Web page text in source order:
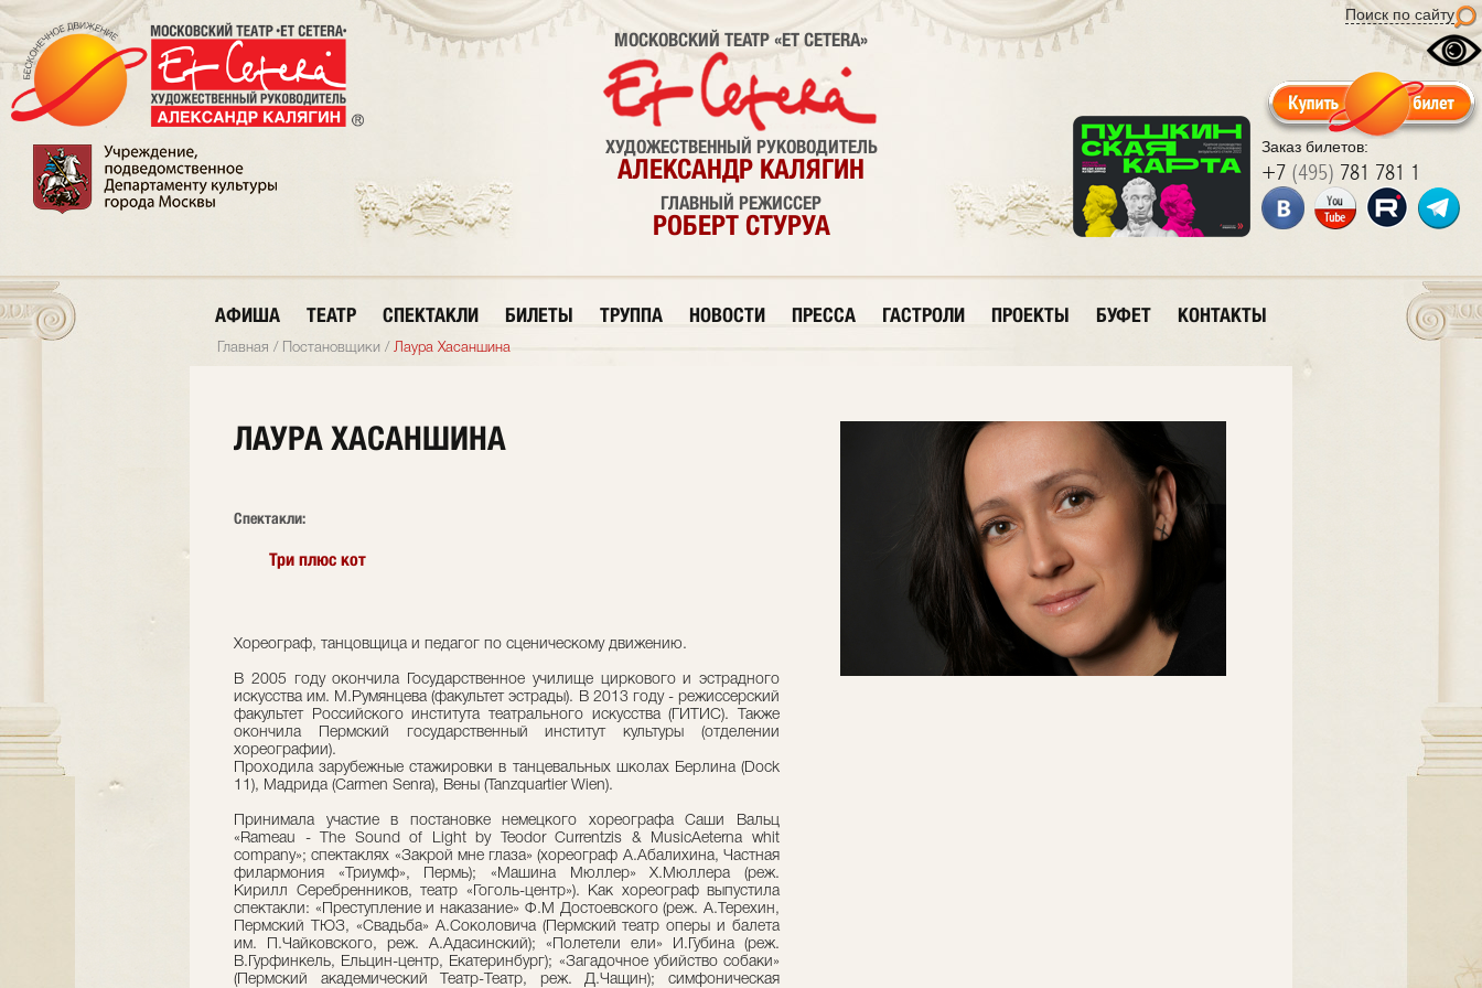
Поиск по сайту
Заказ билетов:
+7 (495) 781 781 1
МОСКОВСКИЙ ТЕАТР «ET CETERA»
ХУДОЖЕСТВЕННЫЙ РУКОВОДИТЕЛЬ
АЛЕКСАНДР КАЛЯГИН
ГЛАВНЫЙ РЕЖИССЕР
РОБЕРТ СТУРУА
АФИША ТЕАТР СПЕКТАКЛИ БИЛЕТЫ ТРУППА НОВОСТИ ПРЕССА ГАСТРОЛИ ПРОЕКТЫ БУФЕТ КОНТАКТЫ
Главная / Постановщики / Лаура Хасаншина
ЛАУРА ХАСАНШИНА
Cпектакли:
Три плюс кот
Хореограф, танцовщица и педагог по сценическому движению.
В 2005 году окончила Государственное училище циркового и эстрадного
искусства им. М.Румянцева (факультет эстрады). В 2013 году - режиссерский
факультет Российского института театрального искусства (ГИТИС). Также
окончила Пермский государственный институт культуры (отделении
хореографии).
Проходила зарубежные стажировки в танцевальных школах Берлина (Dock
11), Мадрида (Carmen Senra), Вены (Tanzquartier Wien).
Принимала участие в постановке немецкого хореографа Саши Вальц
«Rameau - The Sound of Light by Teodor Currentzis & MusicAeterna whit
company»; спектаклях «Закрой мне глаза» (хореограф А.Абалихина, Частная
филармония «Триумф», Пермь); «Машина Мюллер» Х.Мюллера (реж.
Кирилл Серебренников, театр «Гоголь-центр»). Как хореограф выпустила
спектакли: «Преступление и наказание» Ф.М Достоевского (реж. А.Терехин,
Пермский ТЮЗ, «Свадьба» А.Соколовича (Пермский театр оперы и балета
им. П.Чайковского, реж. А.Адасинский); «Полетели ели» И.Губина (реж.
В.Гурфинкель, Ельцин-центр, Екатеринбург); «Загадочное убийство собаки»
(Пермский академический Театр-Театр, реж. Д.Чащин); симфоническая